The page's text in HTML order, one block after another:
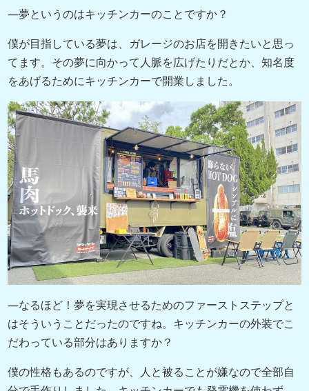
―夢というのはキッチンカーのことですか？
僕が目指している夢は、ガレージのお店を開きたいと思っ
てます。その夢に向かって人脈を広げたりだとか、知名度
をあげるためにキッチンカーで開業しました。
―なるほど！夢を実現させるためのファーストステップと
はそういうことだったのですね。キッチンカーの外装でこ
だわっている部分はありますか？
僕の性格もあるのですが、人と被ることが嫌なので全部自